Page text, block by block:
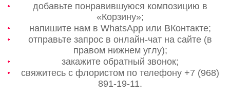
добавьте понравившуюся композицию в
«Корзину»;
напишите нам в WhatsApp или ВКонтакте;
отправьте запрос в онлайн-чат на сайте (в
правом нижнем углу);
закажите обратный звонок;
свяжитесь с флористом по телефону +7 (968)
891-19-11.